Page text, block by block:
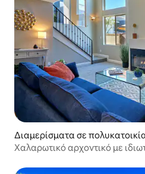
Διαμερίσματα σε
αλμ Σπρινγκς
Χαλαρωτικό αρχοντικό με